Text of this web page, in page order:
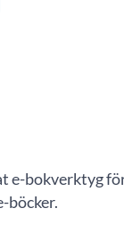
e-bokverktyg
böcker.